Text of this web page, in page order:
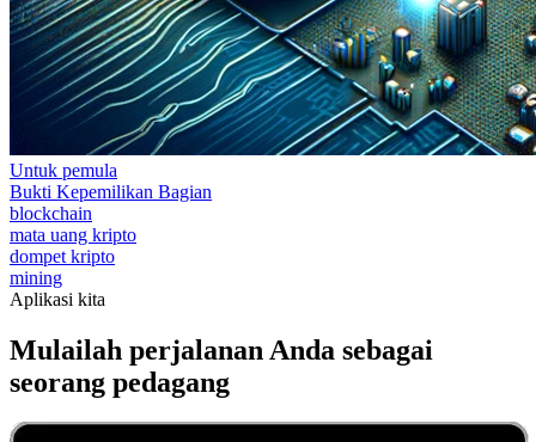
Untuk pemula
Bukti Kepemilikan Bagian
blockchain
mata uang kripto
dompet kripto
mining
Aplikasi kita
Mulailah perjalanan Anda sebagai
seorang pedagang